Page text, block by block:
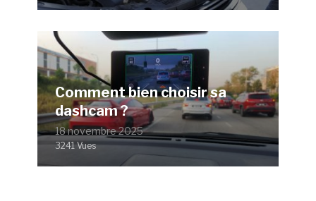
Comment bien choisir sa
dashcam ?
18 novembre 2025
3241 Vues